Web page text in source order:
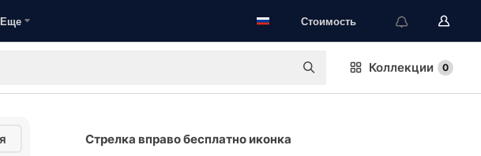
Еще Стоимость
Коллекции 0
Стрелка вправо бесплатно иконка